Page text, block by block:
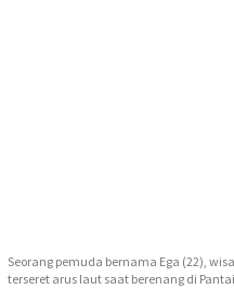
Seorang pemuda bernama Ega (22),
terseret arus laut saat berenang di